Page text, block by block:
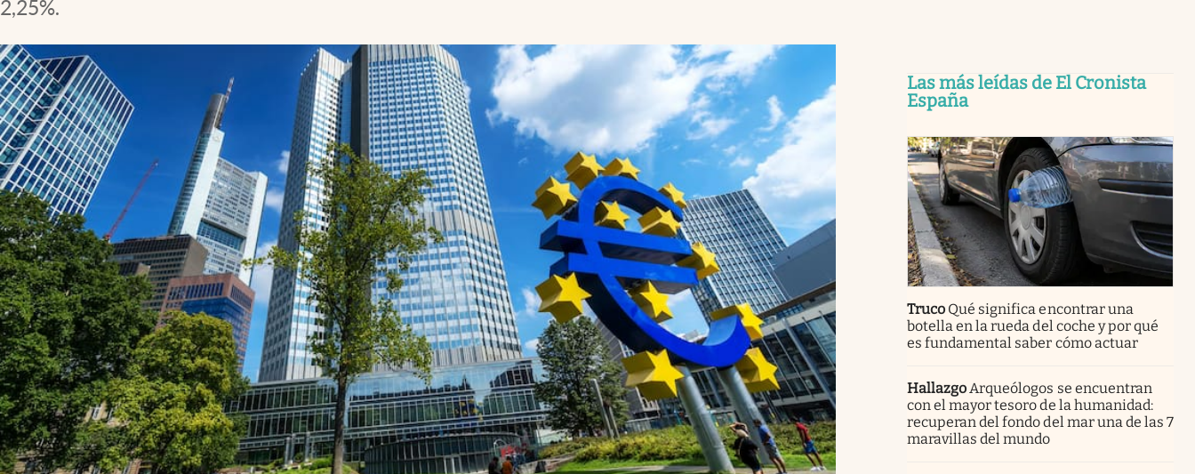
2,25%.
Las más leídas de El Cronista
España
Truco Qué significa encontrar una
botella en la rueda del coche y por qué
es fundamental saber cómo actuar
HallazgoArqueólogos se encuentran
con el mayor tesoro de la humanidad:
recuperan del fondo del mar una de las 7
maravillas del mundo